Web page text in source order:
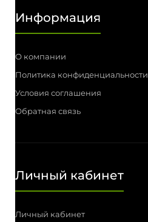
Информация
О компании
Политика конфиденциальности
Условия соглашения
Обратная связь
Личный кабинет
Личный кабинет